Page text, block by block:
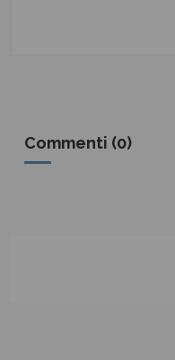
Commenti (0)